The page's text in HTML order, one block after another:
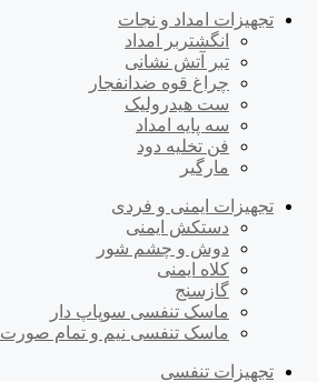
تجهیزات امداد و نجات
انگشتربر امداد
تبر آتش نشانی
چراغ قوه ضدانفجار
ست هیدرولیک
سه پایه امداد
فن تخلیه دود
مارگیر
تجهیزات ایمنی و فردی
دستکش ایمنی
دوش و چشم شور
کلاه ایمنی
گازسنج
ماسک تنفسی سوپاپ دار
ماسک تنفسی نیم و تمام صورت
تجهیزات تنفسی